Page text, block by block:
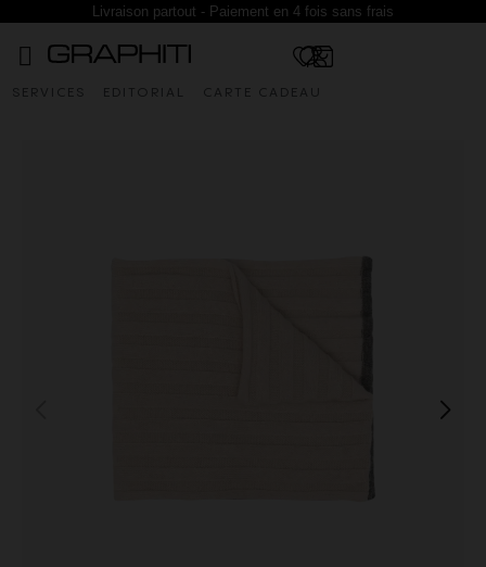
Livraison partout - Paiement en 4 fois sans frais
SERVICES EDITORIAL CARTE CADEAU